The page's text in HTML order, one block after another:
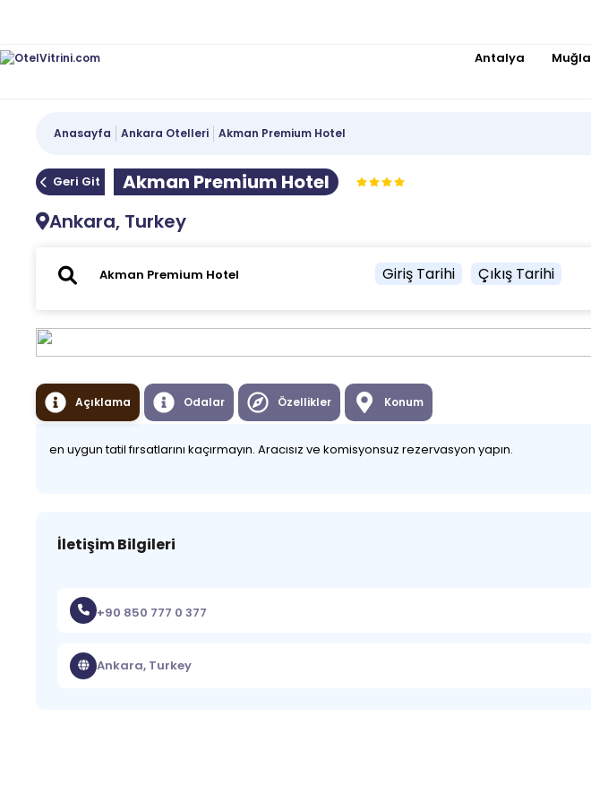
Antalya Muğla
Anasayfa Ankara Otelleri Akman Premium Hotel
Geri Git
Akman Premium Hotel
Ankara, Turkey
Giriş Tarihi Çıkış Tarihi
Açıklama Odalar Özellikler Konum
en uygun tatil fırsatlarını kaçırmayın. Aracısız ve komisyonsuz rezervasyon yapın.
İletişim Bilgileri
+90 850 777 0 377
Ankara, Turkey